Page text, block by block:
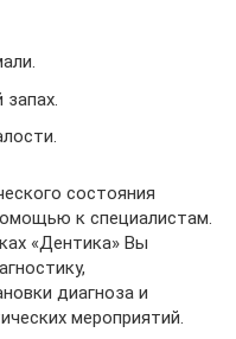
состояния
к специалистам.
«Дентика» Вы
диагноза и
мероприятий.